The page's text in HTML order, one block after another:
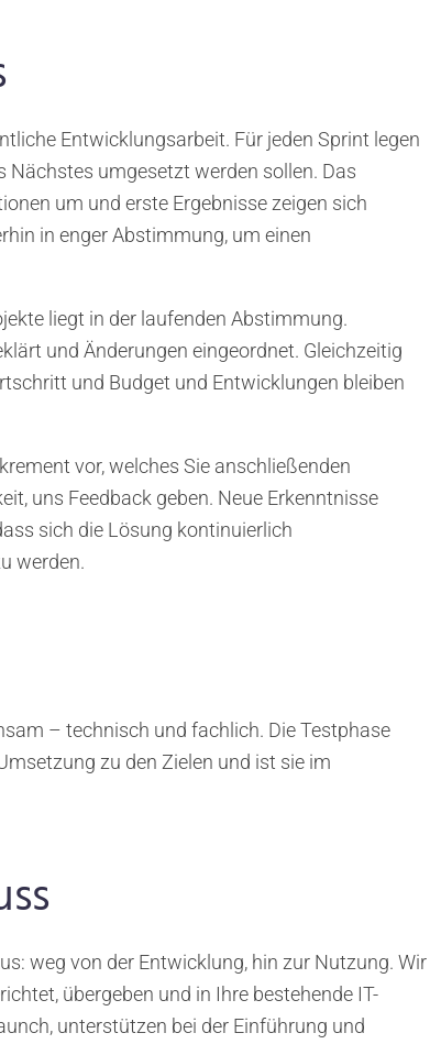
Entwicklungsarbeit. Für jeden Sprint legen
umgesetzt werden sollen. Das
um und erste Ergebnisse zeigen sich
in enger Abstimmung, um einen
liegt in der laufenden Abstimmung.
und Änderungen eingeordnet. Gleichzeitig
und Budget und Entwicklungen bleiben
vor, welches Sie anschließenden
uns Feedback geben. Neue Erkenntnisse
sich die Lösung kontinuierlich
werden.
– technisch und fachlich. Die Testphase
zu den Zielen und ist sie im
weg von der Entwicklung, hin zur Nutzung. Wir
übergeben und in Ihre bestehende IT-
unterstützen bei der Einführung und